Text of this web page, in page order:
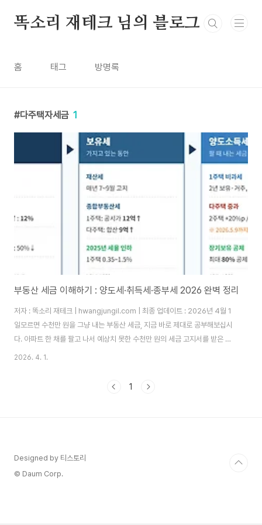
똑소리 재테크 님의 블로그
홈 태그 방명록
다주택자세금 1
부동산 세금 이해하기 : 양도세·취득세·종부세 2026 완벽 정리
저자 : 똑소리 재테크 | hwangjungil.com | 최종 업데이트 : 2026년 4월 1
일모르면 수천만 원을 그냥 내는 부동산 세금, 지금 바로 제대로 공부해보십시
다. 아파트 한 채를 팔고 나서 예상치 못한 수천만 원의 세금 고지서를 받은 경
험, 주변에서 한 번쯤 들어보셨을 겁니다. 부동산 세금은 언제, 어떤 조건으로
시 세금 구조를 이해해야 하며, 그래야 손해 없는 내 집 마련과 투자가 가능합니
2026. 4. 1.
1
Designed by 티스토리
© Daum Corp.